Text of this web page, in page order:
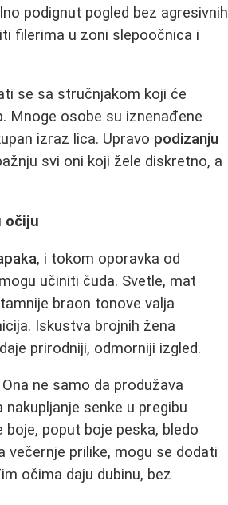
podignut pogled bez agresivnih
filerima u zoni slepoočnica i
se sa stručnjakom koji će
Mnoge osobe su iznenađene
izraz lica. Upravo podizanju
svi oni koji žele diskretno, a
očiju
, i tokom oporavka od
učiniti čuda. Svetle, mat
braon tonove valja
Iskustva brojnih žena
prirodniji, odmorniji izgled.
ne samo da produžava
senke u pregibu
poput boje peska, bledo
večernje prilike, mogu se dodati
očima daju dubinu, bez